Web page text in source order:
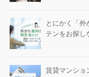
とにかく「外
テンをお探し
賃貸マンショ